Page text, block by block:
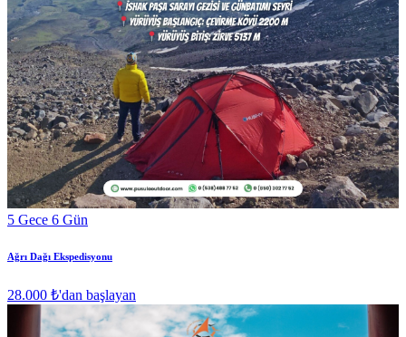
5 Gece 6 Gün
Ağrı Dağı Ekspedisyonu
28.000 ₺'dan başlayan